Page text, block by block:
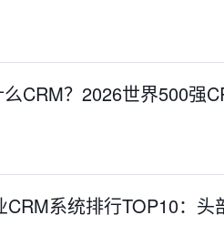
CRM？2026世界500强
CRM系统排行TOP10：头